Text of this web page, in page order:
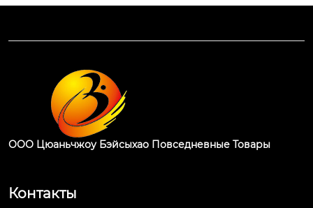
ООО Цюаньчжоу Бэйсыхао Повседневные Товары
Контакты